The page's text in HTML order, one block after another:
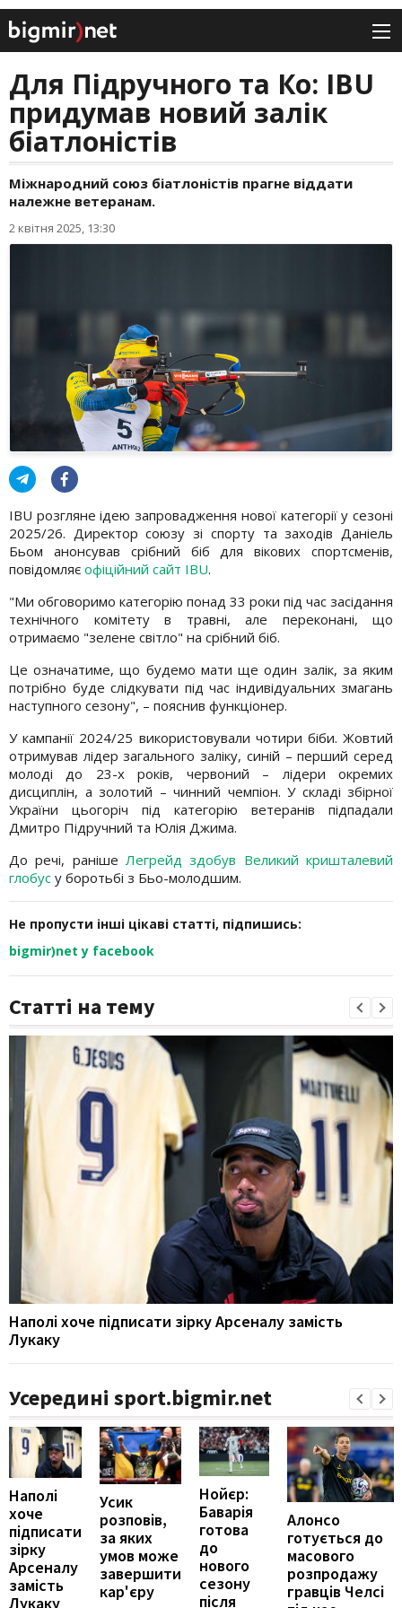
Для Підручного та Ко: IBU
придумав новий залік
біатлоністів
Міжнародний союз біатлоністів прагне віддати
належне ветеранам.
2 квітня 2025, 13:30
IBU розгляне ідею запровадження нової категорії у сезоні
2025/26. Директор союзу зі спорту та заходів Даніель
Бьом анонсував срібний біб для вікових спортсменів,
повідомляє офіційний сайт IBU.
"Ми обговоримо категорію понад 33 роки під час засідання
технічного комітету в травні, але переконані, що
отримаємо "зелене світло" на срібний біб.
Це означатиме, що будемо мати ще один залік, за яким
потрібно буде слідкувати під час індивідуальних змагань
наступного сезону", – пояснив функціонер.
У кампанії 2024/25 використовували чотири біби. Жовтий
отримував лідер загального заліку, синій – перший серед
молоді до 23-х років, червоний – лідери окремих
дисциплін, а золотий – чинний чемпіон. У складі збірної
України цьогоріч під категорію ветеранів підпадали
Дмитро Підручний та Юлія Джима.
До речі, раніше Легрейд здобув Великий кришталевий
глобус у боротьбі з Бьо-молодшим.
Не пропусти інші цікаві статті, підпишись:
bigmir)net у facebook
Статті на тему
Наполі хоче підписати зірку Арсеналу замість
Лукаку
Усередині sport.bigmir.net
Наполі
хоче
підписати
зірку
Арсеналу
замість
Лукаку
Усик
розповів,
за яких
умов може
завершити
кар'єру
Нойєр:
Баварія
готова
до
нового
сезону
після
Алонсо
готується до
масового
розпродажу
гравців Челсі